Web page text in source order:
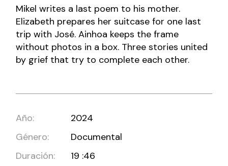
Mikel writes a last poem to his mother.
Elizabeth prepares her suitcase for one last
trip with José. Ainhoa ​​keeps the frame
without photos in a box. Three stories united
by grief that try to complete each other.
Año:
2024
Género:
Documental
Duración:
19 :46